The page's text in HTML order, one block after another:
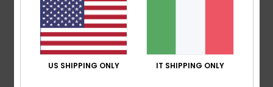
Mostra originale - Castellano
Comfort: 5/5 Rapporto qualità-prezzo
grandeMateriale: 5/5 Colore
Consiglio questo prodotto
US SHIPPING ONLY IT SHIPPING ONLY